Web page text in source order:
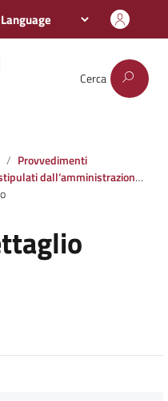
strumenti
Cerca
Provvedimenti
con soggetti privati o con altre amministrazioni pubbliche